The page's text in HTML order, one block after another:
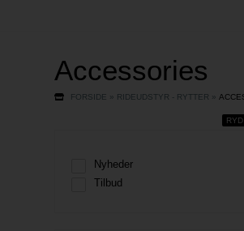
Accessories
FORSIDE » RIDEUDSTYR - RYTTER »
Nyheder
Tilbud